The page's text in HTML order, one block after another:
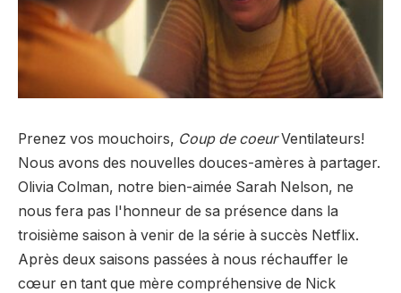
Prenez vos mouchoirs, Coup de coeurVentilateurs!
Nous avons des nouvelles douces-amères à partager.
Olivia Colman, notre bien-aimée Sarah Nelson, ne
nous fera pas l'honneur de sa présence dans la
troisième saison à venir de la série à succès Netflix.
Après deux saisons passées à nous réchauffer le
cœur en tant que mère compréhensive de Nick